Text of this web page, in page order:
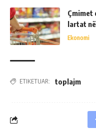
Çmimet
lartat
Ekonomi
ETIKETUAR: toplajm